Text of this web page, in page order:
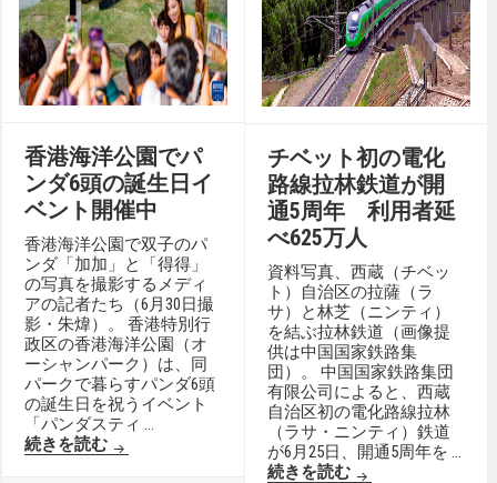
香港海洋公園でパ
ンダ6頭の誕生日イ
ベント開催中
香港海洋公園で双子のパ
ンダ「加加」と「得得」
の写真を撮影するメディ
アの記者たち（6月30日撮
影・朱煒）。 香港特別行
政区の香港海洋公園（オ
ーシャンパーク）は、同
パークで暮らすパンダ6頭
の誕生日を祝うイベント
「パンダスティ …
続きを読む 香港海洋公園でパンダ6頭の誕生日イベント開催中
チベット初の電化
路線拉林鉄道が開
通5周年 利用者延
べ625万人
資料写真、西蔵（チベッ
ト）自治区の拉薩（ラ
サ）と林芝（ニンティ）
を結ぶ拉林鉄道（画像提
供は中国国家鉄路集
団）。 中国国家鉄路集団
有限公司によると、西蔵
自治区初の電化路線拉林
（ラサ・ニンティ）鉄道
が6月25日、開通5周年を …
続きを読む チベット初の電